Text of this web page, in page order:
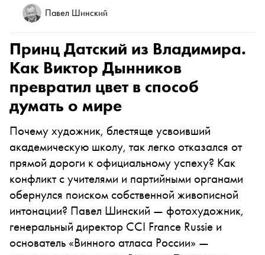
Павел Шинский
Принц Датский из Владимира.
Как Виктор Дынников
превратил цвет в способ
думать о мире
Почему художник, блестяще усвоивший
академическую школу, так легко отказался от
прямой дороги к официальному успеху? Как
конфликт с учителями и партийными органами
обернулся поиском собственной живописной
интонации? Павел Шинский — фотохудожник,
генеральный директор CCI France Russie и
основатель «Винного атласа России» —